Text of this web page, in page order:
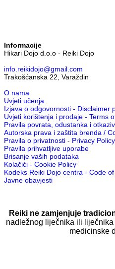
Informacije
Hikari Dojo d.o.o - Reiki Dojo
info.reikidojo@gmail.com
Trakošćanska 22, Varaždin
O nama
Uvjeti učenja
Izjava o odgovornosti - Disclaimer
Uvjeti korištenja i prodaje - Terms
Pravila povrata, odustanka i
Autorska prava i zaštita brenda /
Pravila o privatnosti - Privacy Policy
Pravila prihvatljive uporabe
Brisanje vaših podataka
Kolačići - Cookie Policy
Kodeks Reiki Dojo centra - Code
Javne obavjesti
Reiki ne zamjenjuje
nadležnog liječnika ili
medicinske